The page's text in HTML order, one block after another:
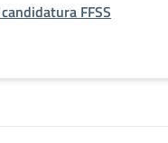
FFSS